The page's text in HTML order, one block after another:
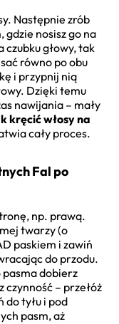
Następnie zrób
gdzie nosisz go na
czubku głowy, tak
równo po obu
i przypnij nią
Dzięki temu
nawijania – mały
kręcić włosy na
cały proces.
Fal po
np. prawą.
twarzy (o
paskiem i zawiń
do przodu.
pasma dobierz
– przełóż
do tyłu i pod
pasm, aż